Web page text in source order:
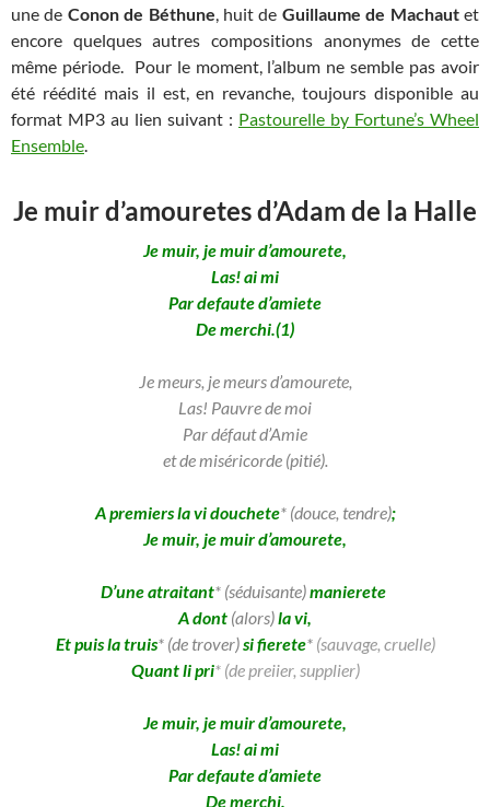
une de Conon de Béthune, huit de Guillaume de Machautet
encore quelques autres compositions anonymes de cette
même période. Pour le moment, l’album ne semble pas avoir
été réédité mais il est, en revanche, toujours disponible au
format MP3 au lien suivant : Pastourelle by Fortune’s Wheel
Ensemble.
Je muir d’amouretes d’Adam de la Halle
Je muir, je muir d’amourete,
Las! ai mi
Par defaute d’amiete
De merchi.(1)
Je meurs, je meurs d’amourete,
Las! Pauvre de moi
Par défaut d’Amie
et de miséricorde (pitié).
A premiers la vi douchete* (douce, tendre);
Je muir, je muir d’amourete,
D’une atraitant* (séduisante)manierete
A dont (alors)la vi,
Et puis la truis* (de trover)si fierete* (sauvage, cruelle)
Quant li pri* (depreiier, supplier)
Je muir, je muir d’amourete,
Las! ai mi
Par defaute d’amiete
De merchi.